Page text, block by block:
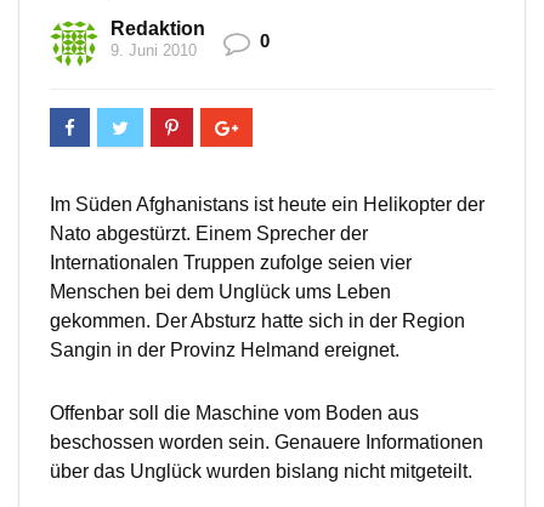
Redaktion
9. Juni 2010 0
Im Süden Afghanistans ist heute ein Helikopter der
Nato abgestürzt. Einem Sprecher der
Internationalen Truppen zufolge seien vier
Menschen bei dem Unglück ums Leben
gekommen. Der Absturz hatte sich in der Region
Sangin in der Provinz Helmand ereignet.
Offenbar soll die Maschine vom Boden aus
beschossen worden sein. Genauere Informationen
über das Unglück wurden bislang nicht mitgeteilt.